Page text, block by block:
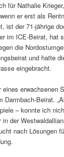
für Nathalie
er erst als
ist der 71-jährige
im ICE-Beirat, hat
die
und hatte
eingebracht.
eines erwachsenen
Darmbach-Beirat.
– konnte ich
der
nach Lösungen